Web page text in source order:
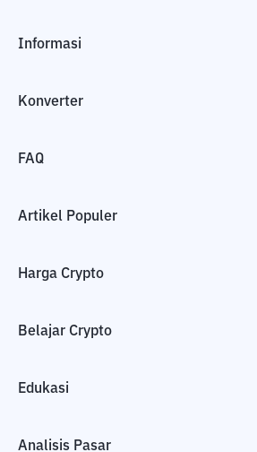
Informasi
Konverter
FAQ
Artikel Populer
Harga Crypto
Belajar Crypto
Edukasi
Analisis Pasar